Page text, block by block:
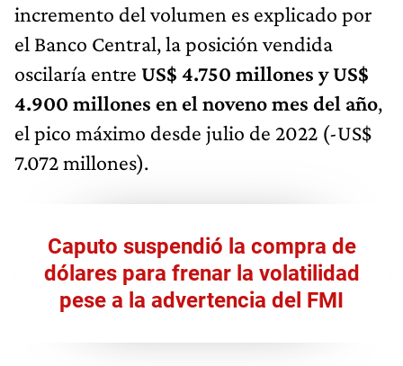
incremento del volumen es explicado por
el Banco Central, la posición vendida
oscilaría entre US$ 4.750 millones y US$
4.900 millones en el noveno mes del año,
el pico máximo desde julio de 2022 (-US$
7.072 millones).
Caputo suspendió la compra de
dólares para frenar la volatilidad
pese a la advertencia del FMI